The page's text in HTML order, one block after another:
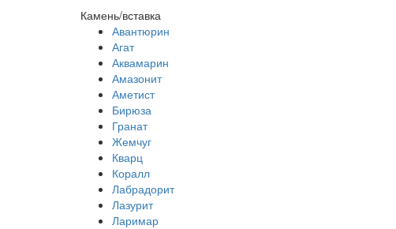
Камень/вставка
Авантюрин
Агат
Аквамарин
Амазонит
Аметист
Бирюза
Гранат
Жемчуг
Кварц
Коралл
Лабрадорит
Лазурит
Ларимар